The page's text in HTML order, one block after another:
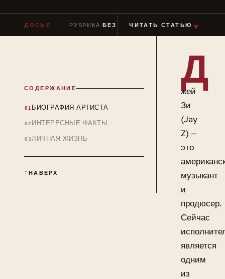
ДОСЬЕ РУБРИКАБЕЗ РУБРИКИ ЧТЕНИЕ
ЧИТАТЬ СТАТЬЮ ▼
СОДЕРЖАНИЕ
БИОГРАФИЯ АРТИСТА
ИНТЕРЕСНЫЕ ФАКТЫ
ЛИЧНАЯ ЖИЗНЬ
НАВЕРХ
Д
жей
Зи
(Jay
Z) —
это
музыкант
и
продюсер.
Сейчас
является
одним
из